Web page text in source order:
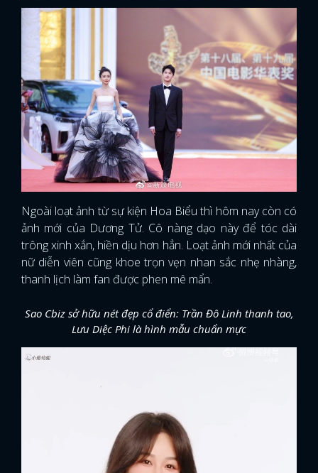
Ngoài loạt ảnh từ sự kiện Hoa Biểu thì hôm nay còn có
ảnh mới của Dương Tử. Cô nàng dạo này để tóc dài
trông xinh xắn, hiền dịu hơn hẳn. Loạt ảnh mới nhất của
nữ diễn viên cũng khoe trọn vẹn nhan sắc nhẹ nhàng,
thanh lịch làm fan được phen mê mẩn.
Sao Cbiz sở hữu nét đẹp cổ điển: Trần Đô Linh thanh tao,
Lưu Diệc Phi là hình mẫu chuẩn mực